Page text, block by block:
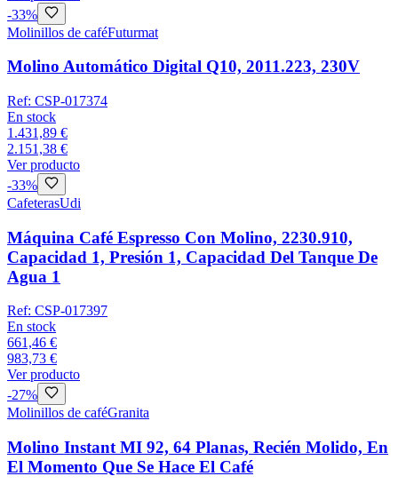
-33%
Molinillos de caféFuturmat
Molino Automático Digital Q10, 2011.223, 230V
Ref: CSP-017374
En stock
1.431,89 €
2.151,38 €
Ver producto
-33%
CafeterasUdi
Máquina Café Espresso Con Molino, 2230.910,
Capacidad 1, Presión 1, Capacidad Del Tanque De
Agua 1
Ref: CSP-017397
En stock
661,46 €
983,73 €
Ver producto
-27%
Molinillos de caféGranita
Molino Instant MI 92, 64 Planas, Recién Molido, En
El Momento Que Se Hace El Café